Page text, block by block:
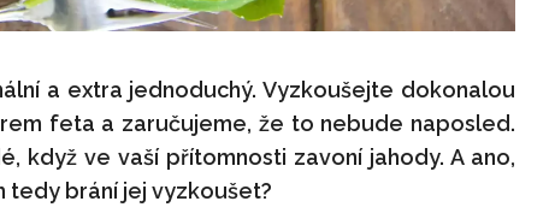
a extra jednoduchý. Vyzkoušejte dokonalou
feta a zaručujeme, že to nebude naposled.
když ve vaší přítomnosti zavoní jahody. A ano,
tedy brání jej vyzkoušet?